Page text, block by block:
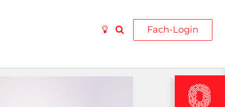
Fach-Login